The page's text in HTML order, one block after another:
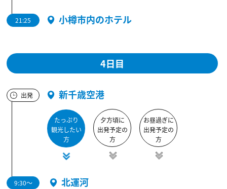
21:25 小樽市内のホテル
4日目
出発 新千歳空港
たっぷり
観光したい
方
夕方頃に
出発予定の
方
お昼過ぎに
出発予定の
方
9:30～
北運河